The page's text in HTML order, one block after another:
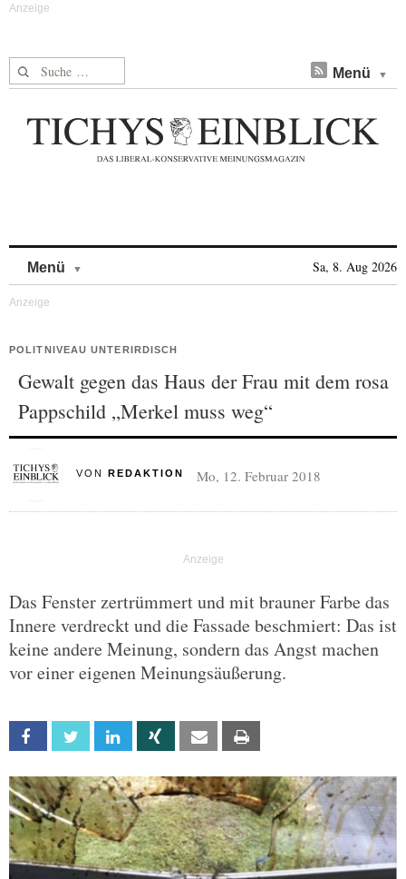
Suche nach: Menü
Menü Sa, 8. Aug 2026
POLITNIVEAU UNTERIRDISCH
Gewalt gegen das Haus der Frau mit dem rosa
Pappschild „Merkel muss weg“
VON REDAKTION Mo, 12. Februar 2018
Das Fenster zertrümmert und mit brauner Farbe das
Innere verdreckt und die Fassade beschmiert: Das ist
keine andere Meinung, sondern das Angst machen
vor einer eigenen Meinungsäußerung.
Facebook Twitter Linkedin Xing Email